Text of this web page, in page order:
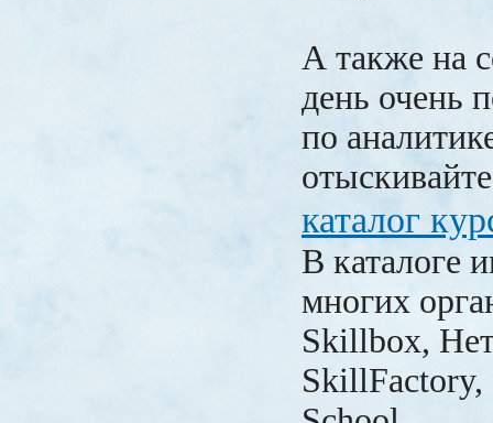
А также на
день очень
по
каталог
В каталоге
многих
Skillbox,